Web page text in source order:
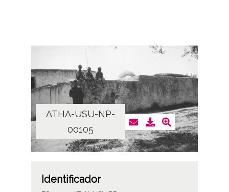
ATHA-USU-NP-
00105
Identificador